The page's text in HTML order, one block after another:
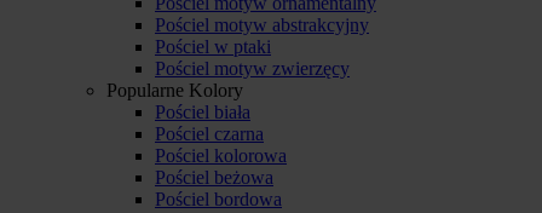
Pościel motyw abstrakcyjny
Pościel w ptaki
Pościel motyw zwierzęcy
Popularne Kolory
Pościel biała
Pościel czarna
Pościel kolorowa
Pościel beżowa
Pościel bordowa